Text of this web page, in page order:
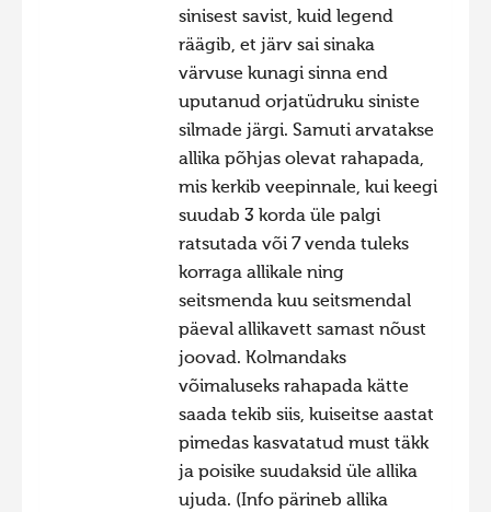
sinisest savist, kuid legend
räägib, et järv sai sinaka
värvuse kunagi sinna end
uputanud orjatüdruku siniste
silmade järgi. Samuti arvatakse
allika põhjas olevat rahapada,
mis kerkib veepinnale, kui keegi
suudab 3 korda üle palgi
ratsutada või 7 venda tuleks
korraga allikale ning
seitsmenda kuu seitsmendal
päeval allikavett samast nõust
joovad. Kolmandaks
võimaluseks rahapada kätte
saada tekib siis, kuiseitse aastat
pimedas kasvatatud must täkk
ja poisike suudaksid üle allika
ujuda. (Info pärineb allika